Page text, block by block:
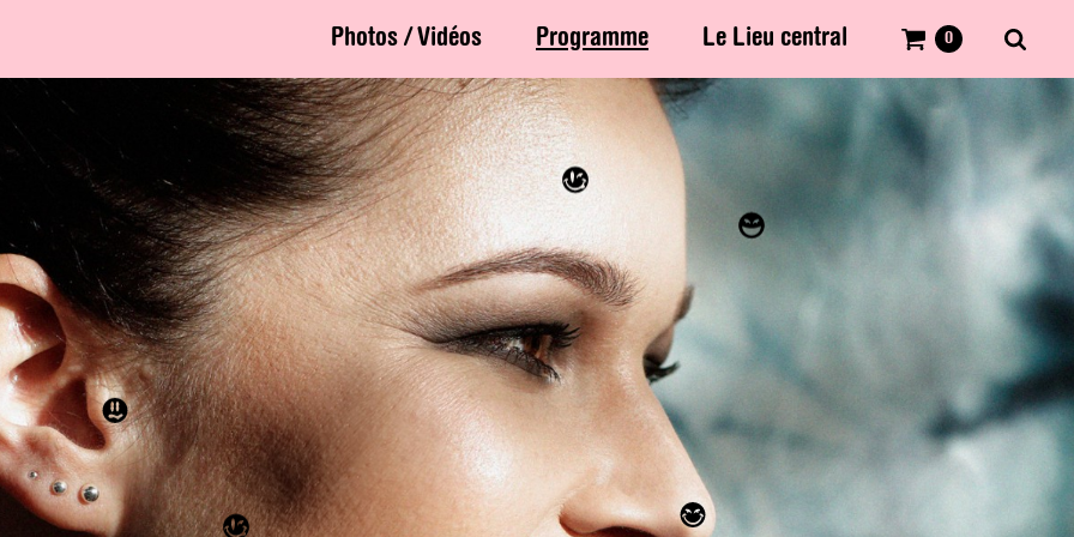
Photos / Vidéos Programme Le Lieu central 0